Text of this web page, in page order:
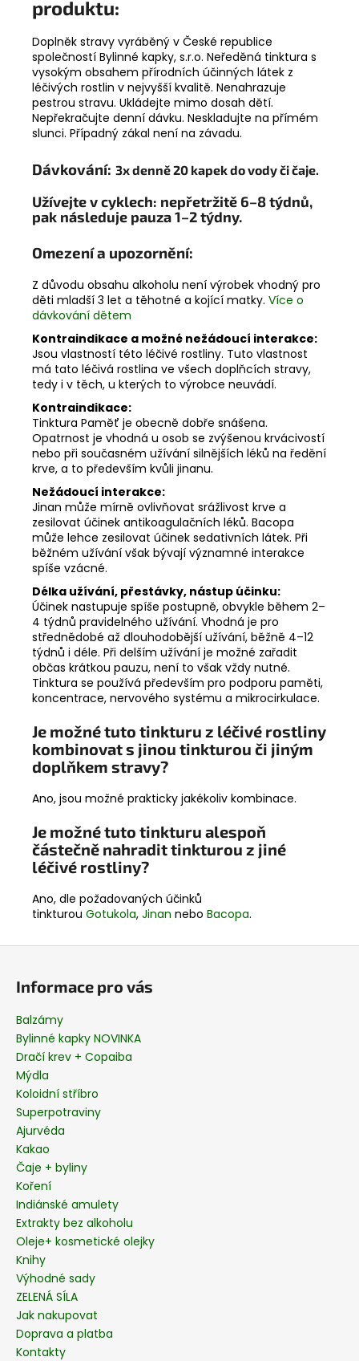
produktu:
Doplněk stravy vyráběný v České republice
společností Bylinné kapky, s.r.o. Neředěná tinktura s
vysokým obsahem přírodních účinných látek z
léčivých rostlin v nejvyšší kvalitě. Nenahrazuje
pestrou stravu. Ukládejte mimo dosah dětí.
Nepřekračujte denní dávku. Neskladujte na přímém
slunci. Případný zákal není na závadu.
Dávkování: 3x denně 20 kapek do vody či čaje.
Užívejte v cyklech: nepřetržitě 6–8 týdnů,
pak následuje pauza 1–2 týdny.
Omezení a upozornění:
Z důvodu obsahu alkoholu není výrobek vhodný pro
děti mladší 3 let a těhotné a kojící matky. Více o
dávkování dětem
Kontraindikace a možné nežádoucí interakce:
Jsou vlastností této léčivé rostliny. Tuto vlastnost
má tato léčivá rostlina ve všech doplňcích stravy,
tedy i v těch, u kterých to výrobce neuvádí.
Kontraindikace:
Tinktura Paměť je obecně dobře snášena.
Opatrnost je vhodná u osob se zvýšenou krvácivostí
nebo při současném užívání silnějších léků na ředění
krve, a to především kvůli jinanu.
Nežádoucí interakce:
Jinan může mírně ovlivňovat srážlivost krve a
zesilovat účinek antikoagulačních léků. Bacopa
může lehce zesilovat účinek sedativních látek. Při
běžném užívání však bývají významné interakce
spíše vzácné.
Délka užívání, přestávky, nástup účinku:
Účinek nastupuje spíše postupně, obvykle během 2–
4 týdnů pravidelného užívání. Vhodná je pro
střednědobé až dlouhodobější užívání, běžně 4–12
týdnů i déle. Při delším užívání je možné zařadit
občas krátkou pauzu, není to však vždy nutné.
Tinktura se používá především pro podporu paměti,
koncentrace, nervového systému a mikrocirkulace.
Je možné tuto tinkturu z léčivé rostliny
kombinovat s jinou tinkturou či jiným
doplňkem stravy?
Ano, jsou možné prakticky jakékoliv kombinace.
Je možné tuto tinkturu alespoň
částečně nahradit tinkturou z jiné
léčivé rostliny?
Ano, dle požadovaných účinků
tinkturou Gotukola, Jinan nebo Bacopa.
Informace pro vás
Balzámy
Bylinné kapky NOVINKA
Dračí krev + Copaiba
Mýdla
Koloidní stříbro
Superpotraviny
Ajurvéda
Kakao
Čaje + byliny
Koření
Indiánské amulety
Extrakty bez alkoholu
Oleje+ kosmetické olejky
Knihy
Výhodné sady
ZELENÁ SÍLA
Jak nakupovat
Doprava a platba
Kontakty